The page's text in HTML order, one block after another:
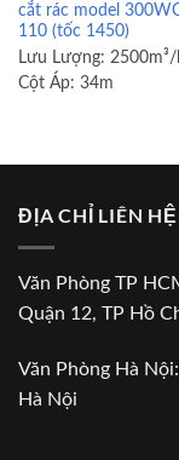
cắt rác model
110 (tốc 1450)
Lưu Lượng: 2500m³/
Cột Áp: 34m
ĐỊA CHỈ LIÊN HỆ
Văn Phòng TP
Quận 12, TP Hồ
Văn Phòng Hà
Hà Nội